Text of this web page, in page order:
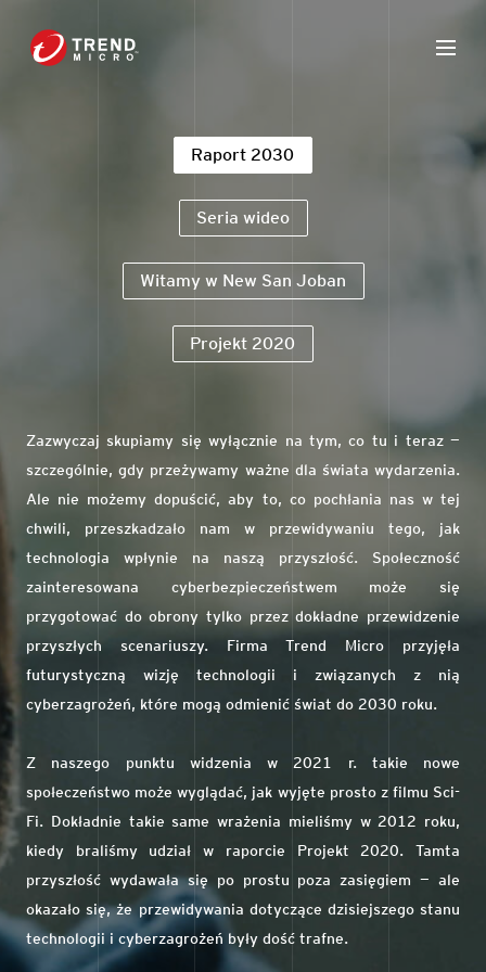
Raport 2030
Seria wideo
Witamy w New San Joban
Projekt 2020
Zazwyczaj skupiamy się wyłącznie na tym, co tu i teraz —
szczególnie, gdy przeżywamy ważne dla świata wydarzenia.
Ale nie możemy dopuścić, aby to, co pochłania nas w tej
chwili, przeszkadzało nam w przewidywaniu tego, jak
technologia wpłynie na naszą przyszłość. Społeczność
zainteresowana cyberbezpieczeństwem może się
przygotować do obrony tylko przez dokładne przewidzenie
przyszłych scenariuszy. Firma Trend Micro przyjęła
futurystyczną wizję technologii i związanych z nią
cyberzagrożeń, które mogą odmienić świat do 2030 roku.
Z naszego punktu widzenia w 2021 r. takie nowe
społeczeństwo może wyglądać, jak wyjęte prosto z filmu Sci-
Fi. Dokładnie takie same wrażenia mieliśmy w 2012 roku,
kiedy braliśmy udział w raporcie Projekt 2020. Tamta
przyszłość wydawała się po prostu poza zasięgiem — ale
okazało się, że przewidywania dotyczące dzisiejszego stanu
technologii i cyberzagrożeń były dość trafne.